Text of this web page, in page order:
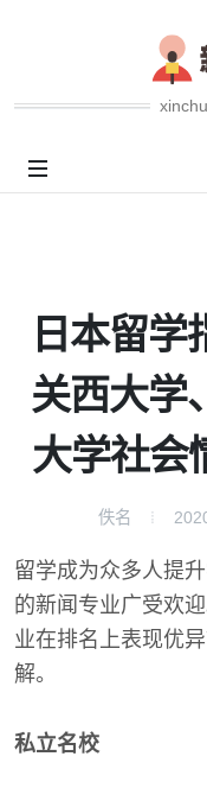
日本留学
关西大学
大学社会
佚名
留学成为众多人提
的新闻专业广受欢
业在排名上表现优
解。
私立名校